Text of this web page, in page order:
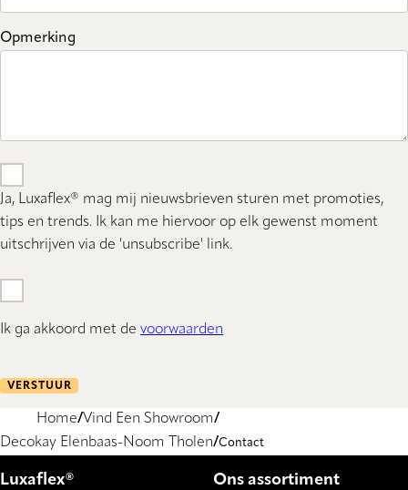
Opmerking
Ja, Luxaflex® mag mij nieuwsbrieven sturen met promoties,
tips en trends. Ik kan me hiervoor op elk gewenst moment
uitschrijven via de 'unsubscribe' link.
Ik ga akkoord met de voorwaarden
VERSTUUR
Home Vind Een Showroom
Decokay Elenbaas-Noom Tholen Contact
Luxaflex® Ons assortiment